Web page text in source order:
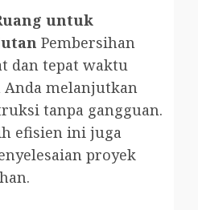
untuk
Pembersihan
dan tepat waktu
melanjutkan
tanpa gangguan.
efisien ini juga
proyek